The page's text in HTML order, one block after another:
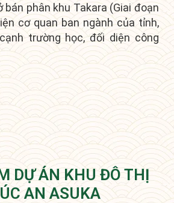
bán phân khu Takara (Giai đoạn
cơ quan ban ngành của tỉnh,
trường học, đối diện công
DỰ ÁN KHU ĐÔ THỊ
AN ASUKA